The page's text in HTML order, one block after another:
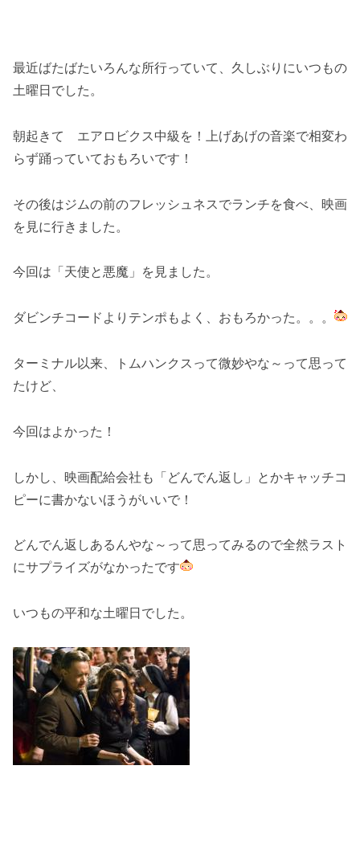
最近ばたばたいろんな所行っていて、久しぶりにいつもの
土曜日でした。
朝起きて エアロビクス中級を！上げあげの音楽で相変わ
らず踊っていておもろいです！
その後はジムの前のフレッシュネスでランチを食べ、映画
を見に行きました。
今回は「天使と悪魔」を見ました。
ダビンチコードよりテンポもよく、おもろかった。。。
ターミナル以来、トムハンクスって微妙やな～って思って
たけど、
今回はよかった！
しかし、映画配給会社も「どんでん返し」とかキャッチコ
ピーに書かないほうがいいで！
どんでん返しあるんやな～って思ってみるので全然ラスト
にサプライズがなかったです
いつもの平和な土曜日でした。